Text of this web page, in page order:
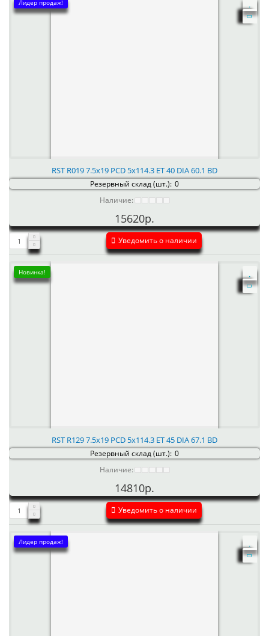
Лидер продаж!
RST R019 7.5x19 PCD 5x114.3 ET 40 DIA 60.1 BD
Резервный склад (шт.): 0
Наличие:
15620р.
Уведомить о наличии
Новинка!
RST R129 7.5x19 PCD 5x114.3 ET 45 DIA 67.1 BD
Резервный склад (шт.): 0
Наличие:
14810р.
Уведомить о наличии
Лидер продаж!